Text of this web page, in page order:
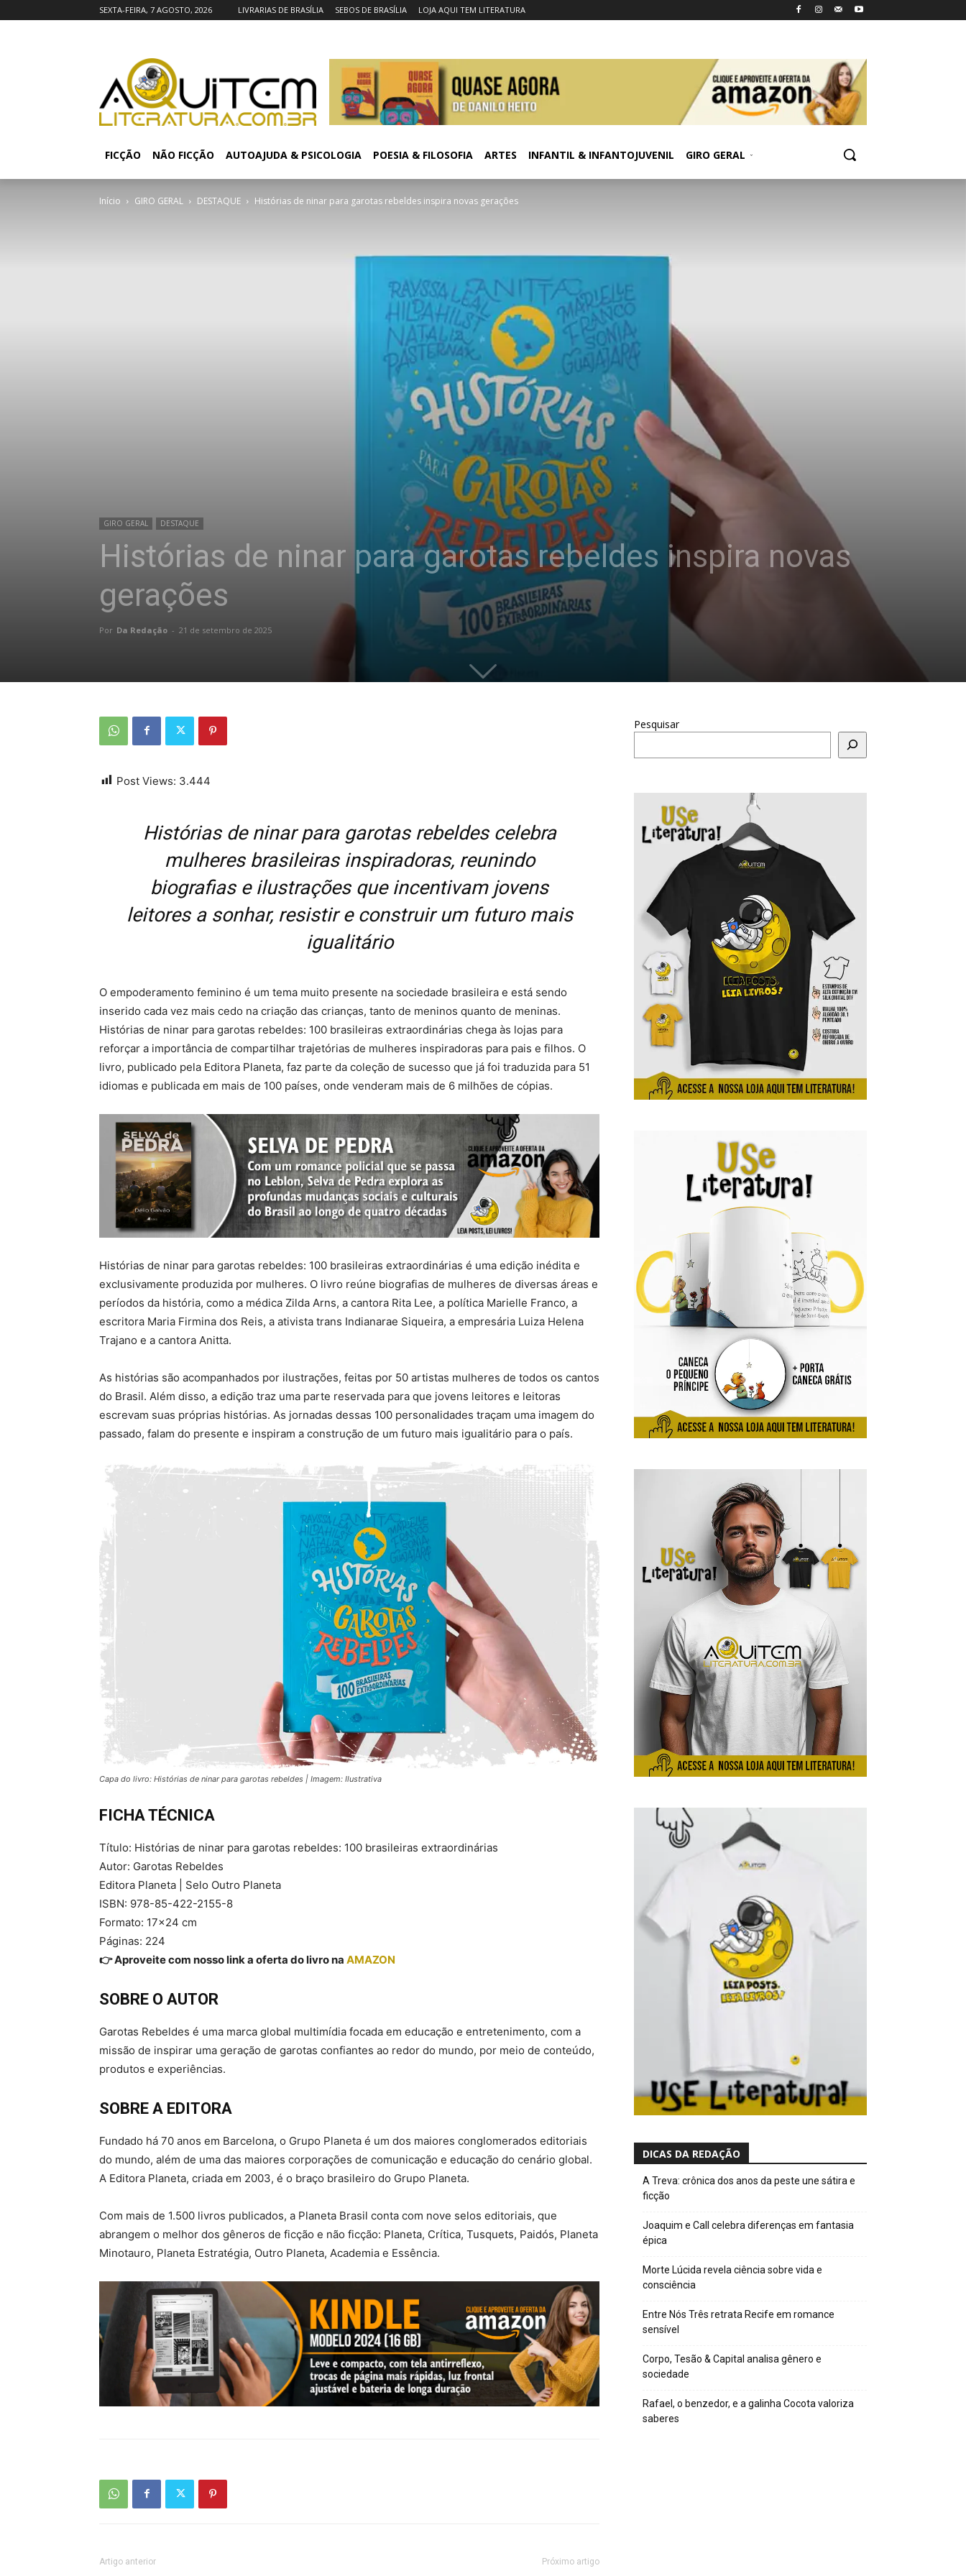
SEXTA-FEIRA, 7 AGOSTO, 2026 LIVRARIAS DE BRASÍLIA SEBOS DE BRASÍLIA LOJA AQUI TEM LITERATURA
FICÇÃO NÃO FICÇÃO AUTOAJUDA & PSICOLOGIA POESIA & FILOSOFIA ARTES INFANTIL & INFANTOJUVENIL GIRO GERAL
Início GIRO GERAL DESTAQUE Histórias de ninar para garotas rebeldes inspira novas gerações
GIRO GERAL DESTAQUE
Histórias de ninar para garotas rebeldes inspira novas
gerações
Por Da Redação - 21 de setembro de 2025
Post Views: 3.444
Histórias de ninar para garotas rebeldes celebra
mulheres brasileiras inspiradoras, reunindo
biografias e ilustrações que incentivam jovens
leitores a sonhar, resistir e construir um futuro mais
igualitário
O empoderamento feminino é um tema muito presente na sociedade brasileira e está sendo
inserido cada vez mais cedo na criação das crianças, tanto de meninos quanto de meninas.
Histórias de ninar para garotas rebeldes: 100 brasileiras extraordinárias chega às lojas para
reforçar a importância de compartilhar trajetórias de mulheres inspiradoras para pais e filhos. O
livro, publicado pela Editora Planeta, faz parte da coleção de sucesso que já foi traduzida para 51
idiomas e publicada em mais de 100 países, onde venderam mais de 6 milhões de cópias.
Histórias de ninar para garotas rebeldes: 100 brasileiras extraordinárias é uma edição inédita e
exclusivamente produzida por mulheres. O livro reúne biografias de mulheres de diversas áreas e
períodos da história, como a médica Zilda Arns, a cantora Rita Lee, a política Marielle Franco, a
escritora Maria Firmina dos Reis, a ativista trans Indianarae Siqueira, a empresária Luiza Helena
Trajano e a cantora Anitta.
As histórias são acompanhados por ilustrações, feitas por 50 artistas mulheres de todos os cantos
do Brasil. Além disso, a edição traz uma parte reservada para que jovens leitores e leitoras
escrevam suas próprias histórias. As jornadas dessas 100 personalidades traçam uma imagem do
passado, falam do presente e inspiram a construção de um futuro mais igualitário para o país.
Capa do livro: Histórias de ninar para garotas rebeldes | Imagem: Ilustrativa
FICHA TÉCNICA
Título: Histórias de ninar para garotas rebeldes: 100 brasileiras extraordinárias
Autor: Garotas Rebeldes
Editora Planeta | Selo Outro Planeta
ISBN: 978-85-422-2155-8
Formato: 17×24 cm
Páginas: 224
👉 Aproveite com nosso link a oferta do livro na AMAZON
SOBRE O AUTOR
Garotas Rebeldes é uma marca global multimídia focada em educação e entretenimento, com a
missão de inspirar uma geração de garotas confiantes ao redor do mundo, por meio de conteúdo,
produtos e experiências.
SOBRE A EDITORA
Fundado há 70 anos em Barcelona, o Grupo Planeta é um dos maiores conglomerados editoriais
do mundo, além de uma das maiores corporações de comunicação e educação do cenário global.
A Editora Planeta, criada em 2003, é o braço brasileiro do Grupo Planeta.
Com mais de 1.500 livros publicados, a Planeta Brasil conta com nove selos editoriais, que
abrangem o melhor dos gêneros de ficção e não ficção: Planeta, Crítica, Tusquets, Paidós, Planeta
Minotauro, Planeta Estratégia, Outro Planeta, Academia e Essência.
Artigo anterior Próximo artigo
Pesquisar
DICAS DA REDAÇÃO
A Treva: crônica dos anos da peste une sátira e
ficção
Joaquim e Call celebra diferenças em fantasia
épica
Morte Lúcida revela ciência sobre vida e
consciência
Entre Nós Três retrata Recife em romance
sensível
Corpo, Tesão & Capital analisa gênero e
sociedade
Rafael, o benzedor, e a galinha Cocota valoriza
saberes